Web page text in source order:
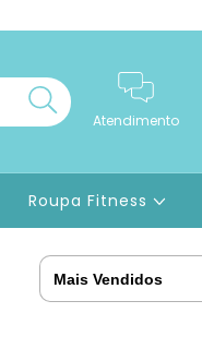
Atendimento
Roupa Fitness